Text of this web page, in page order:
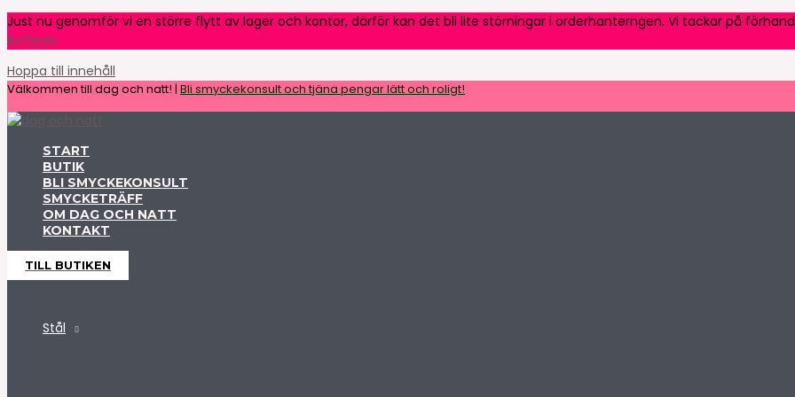
Just nu genomför vi en större flytt av lager och kontor, därför kan det bli lite störningar i orderhanterngen. Vi tackar på
Avfärda
Hoppa till innehåll
Välkommen till dag och natt! | Bli smyckekonsult och tjäna pengar lätt och roligt!
START
BUTIK
BLI SMYCKEKONSULT
SMYCKETRÄFF
OM DAG OCH NATT
KONTAKT
TILL BUTIKEN
Stål